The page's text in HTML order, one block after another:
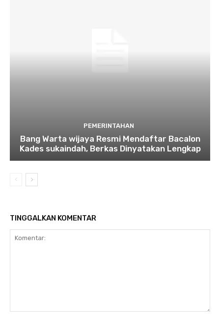
PEMERINTAHAN
Bang Warta wijaya Resmi Mendaftar Bacalon
Kades sukaindah, Berkas Dinyatakan Lengkap
TINGGALKAN KOMENTAR